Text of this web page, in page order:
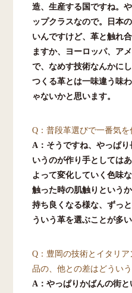
造、生産する国ですね。
ップクラスなので。日本
いんですけど、革と触れ
ますか、ヨーロッパ、ア
で、なめす技術なんかに
つくる革とは一味違う味
ゃないかと思います。
Q：普段革選びで一番気
A：そうですね、やっぱ
いうのが作り手としては
よって変化していく色味
触った時の肌触りという
持ち良くなる様な、ずっ
ういう革を選ぶことが多い
Q：豊岡の技術とイタリ
品の、他との差はどうい
A：やっぱりかばんの街